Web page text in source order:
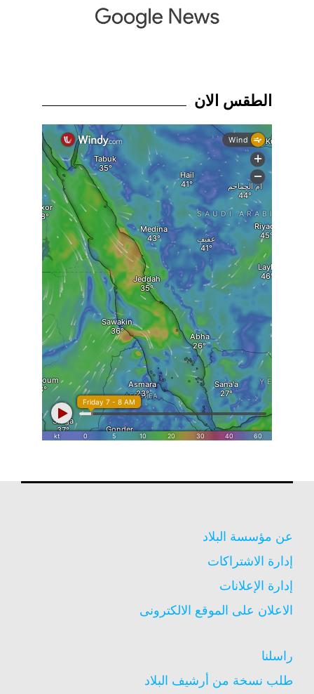
الطقس الان
عن مؤسسة البلاد
إدارة الاشتراكات
إدارة الإعلانات
الاعلان على الموقع الالكترونى
راسلنا
طلب نسخة من أرشيف البلاد